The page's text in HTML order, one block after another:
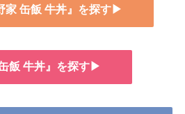
家 缶飯 牛丼』を探す▶
飯 牛丼』を探す▶